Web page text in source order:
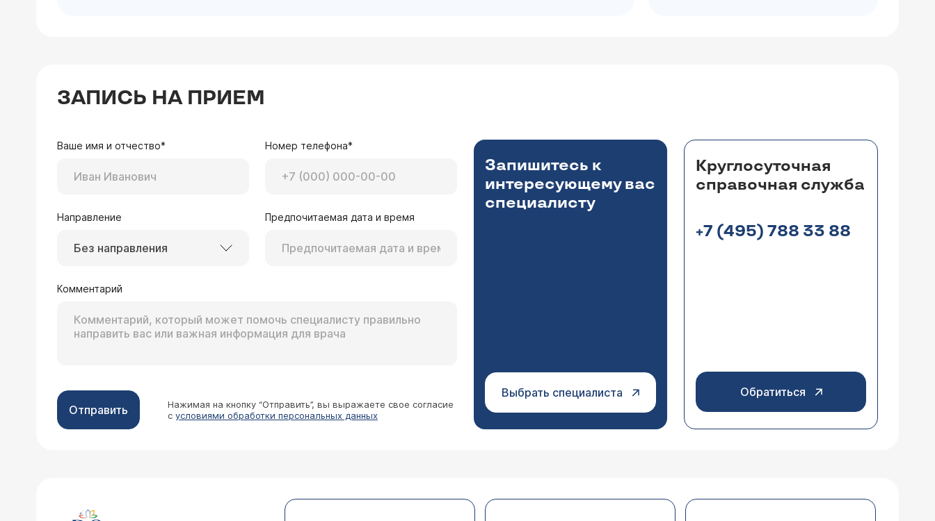
ЗАПИСЬ НА ПРИЕМ
Ваше имя и отчество* Номер телефона*
Направление
Без направления
Предпочитаемая дата и время
Комментарий
Отправить
Нажимая на кнопку “Отправить”, вы выражаете свое согласие
с условиями обработки персональных данных
Запишитесь к
интересующему вас
специалисту
Выбрать специалиста
Круглосуточная
справочная служба
+7 (495) 788 33 88
Обратиться